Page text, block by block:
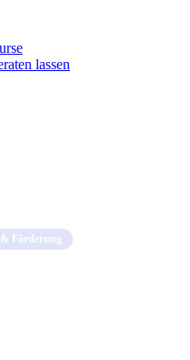
lassen
Förderung